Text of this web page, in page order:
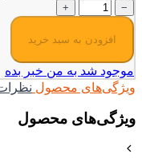
−
+
افزودن به سبد خرید
موجود شد به من خبر بده
ویژگی‌های محصول نظرات
ویژگی‌های محصول